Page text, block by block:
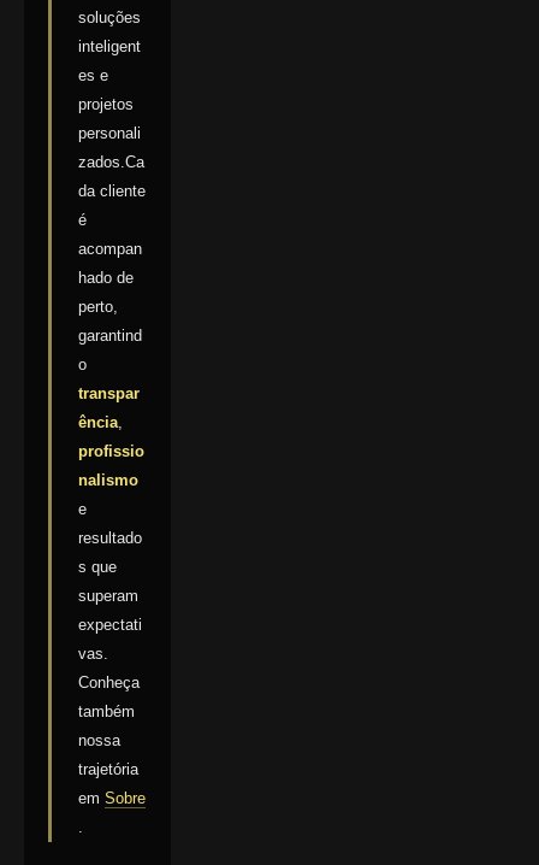
soluções
inteligent
es e
projetos
personali
zados.Ca
da cliente
é
acompan
hado de
perto,
garantind
o
transpar
ência
profissio
nalismo
e
resultado
s que
superam
expectati
vas.
Conheça
também
nossa
trajetória
em Sobre